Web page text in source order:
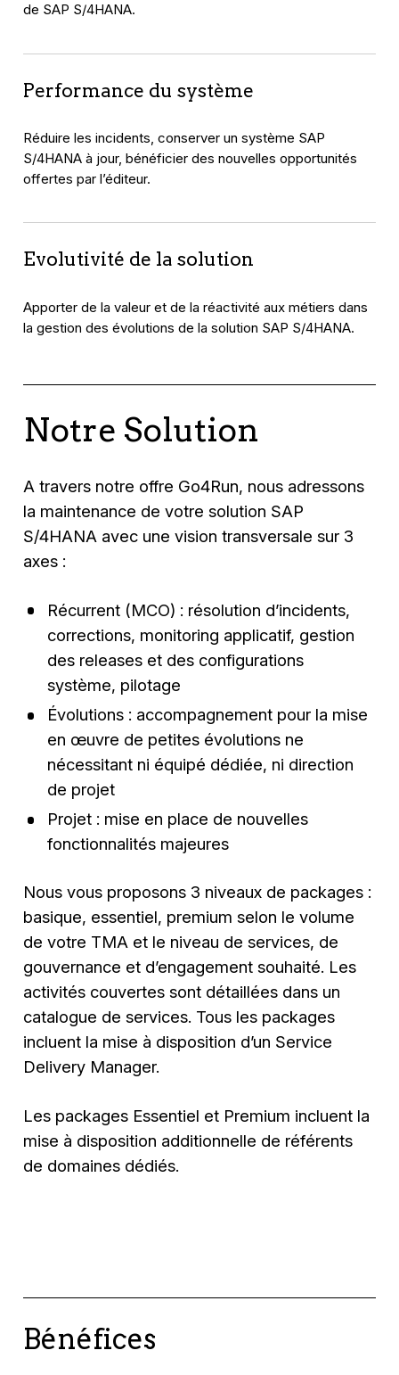
de SAP S/4HANA.
Performance du système
Réduire les incidents, conserver un système SAP
S/4HANA à jour, bénéficier des nouvelles opportunités
offertes par l’éditeur.
Evolutivité de la solution
Apporter de la valeur et de la réactivité aux métiers dans
la gestion des évolutions de la solution SAP S/4HANA.
Notre Solution
A travers notre offre Go4Run, nous adressons
la maintenance de votre solution SAP
S/4HANA avec une vision transversale sur 3
axes :
Récurrent (MCO) : résolution d’incidents,
corrections, monitoring applicatif, gestion
des releases et des configurations
système, pilotage
Évolutions : accompagnement pour la mise
en œuvre de petites évolutions ne
nécessitant ni équipé dédiée, ni direction
de projet
Projet : mise en place de nouvelles
fonctionnalités majeures
Nous vous proposons 3 niveaux de packages :
basique, essentiel, premium selon le volume
de votre TMA et le niveau de services, de
gouvernance et d’engagement souhaité. Les
activités couvertes sont détaillées dans un
catalogue de services. Tous les packages
incluent la mise à disposition d’un Service
Delivery Manager.
Les packages Essentiel et Premium incluent la
mise à disposition additionnelle de référents
de domaines dédiés.
Bénéfices